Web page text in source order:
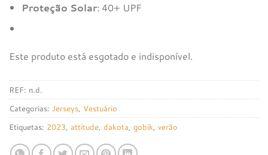
Proteção Solar: 40+ UPF
Este produto está esgotado e indisponível.
REF: n.d.
Categorias: Jerseys, Vestuário
Etiquetas: 2023, attitude, dakota, gobik, verão